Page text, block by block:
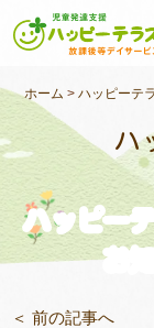
私たち
未就学
小学生
支援事
ホーム >ハッピーテ
ハ
ハッピー
お
＜ 前の記事へ